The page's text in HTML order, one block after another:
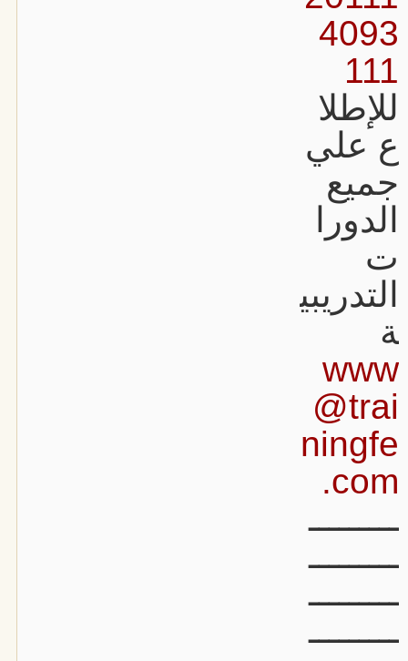
4093
111
للإطلا
ع علي
جميع
الدورا
ت
التدريبي
ة
www
@trai
ningfe
.com
ـــــــــ
ـــــــــ
ـــــــــ
ـــــــــ